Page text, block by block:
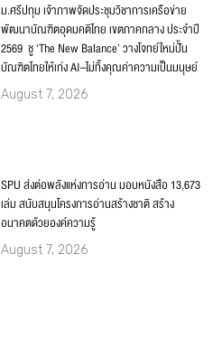
ม.ศรีปทุม เจ้าภาพจัดประชุมวิชาการเครือข่าย
พัฒนาบัณฑิตอุดมคติไทย เขตภาคกลาง ประจำปี
2569 ชู ‘The New Balance’ วางโจทย์ใหม่ปั้น
บัณฑิตไทยให้เก่ง AI–ไม่ทิ้งคุณค่าความเป็นมนุษย์
August 7, 2026
SPU ส่งต่อพลังแห่งการอ่าน มอบหนังสือ 13,673
เล่ม สนับสนุนโครงการอ่านสร้างชาติ สร้าง
อนาคตด้วยองค์ความรู้
August 7, 2026